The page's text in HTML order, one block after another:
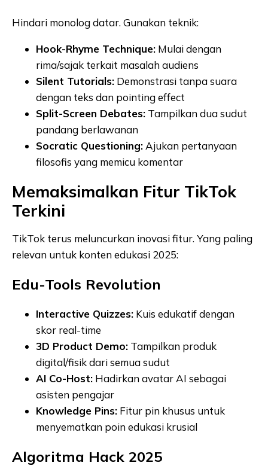
Hindari monolog datar. Gunakan teknik:
Hook-Rhyme Technique: Mulai dengan
rima/sajak terkait masalah audiens
Silent Tutorials: Demonstrasi tanpa suara
dengan teks dan pointing effect
Split-Screen Debates: Tampilkan dua sudut
pandang berlawanan
Socratic Questioning: Ajukan pertanyaan
filosofis yang memicu komentar
Memaksimalkan Fitur TikTok
Terkini
TikTok terus meluncurkan inovasi fitur. Yang paling
relevan untuk konten edukasi 2025:
Edu-Tools Revolution
Interactive Quizzes: Kuis edukatif dengan
skor real-time
3D Product Demo: Tampilkan produk
digital/fisik dari semua sudut
AI Co-Host: Hadirkan avatar AI sebagai
asisten pengajar
Knowledge Pins: Fitur pin khusus untuk
menyematkan poin edukasi krusial
Algoritma Hack 2025